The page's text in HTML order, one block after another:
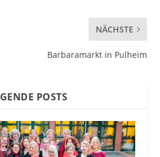
NÄCHSTE
Barbaramarkt in Pulheim
POSTS